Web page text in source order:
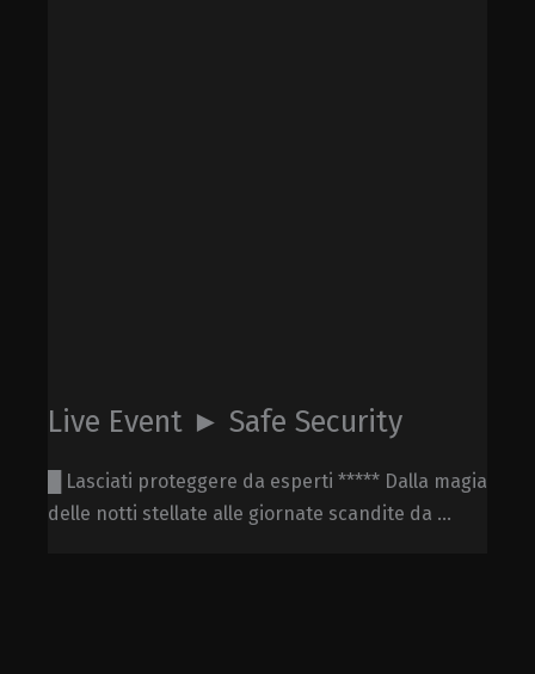
Live Event ► Safe Security
█ Lasciati proteggere da esperti ***** Dalla magia
delle notti stellate alle giornate scandite da ...